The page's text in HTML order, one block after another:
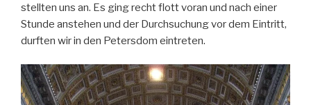
stellten uns an. Es ging recht flott voran und nach einer
Stunde anstehen und der Durchsuchung vor dem Eintritt,
durften wir in den Petersdom eintreten.